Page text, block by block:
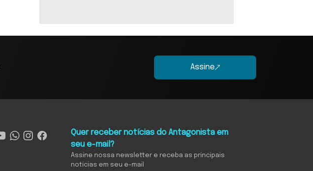
Assine
Quer receber notícias do Antagonista em
seu e-mail?
Assine nossa newsletter e receba as principais
notícias em seu e-mail